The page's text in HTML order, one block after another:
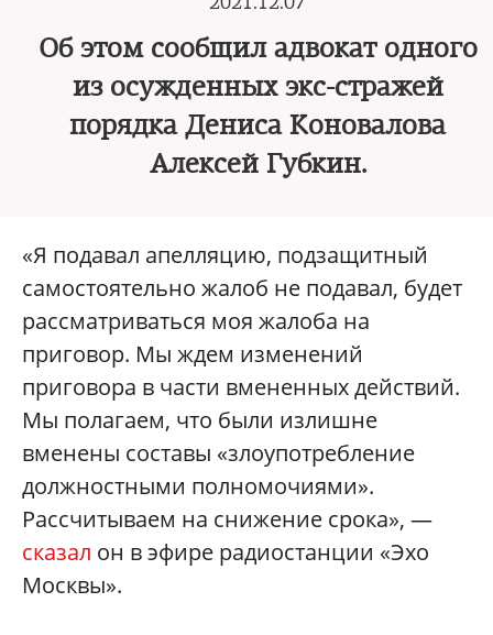
Об этом сообщил адвокат одного
из осужденных экс-стражей
порядка Дениса Коновалова
Алексей Губкин.
«Я подавал апелляцию, подзащитный
самостоятельно жалоб не подавал, будет
рассматриваться моя жалоба на
приговор. Мы ждем изменений
приговора в части вмененных действий.
Мы полагаем, что были излишне
вменены составы «злоупотребление
должностными полномочиями».
Рассчитываем на снижение срока», —
сказал он в эфире радиостанции «Эхо
Москвы».